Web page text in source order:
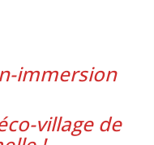
immersion
village de